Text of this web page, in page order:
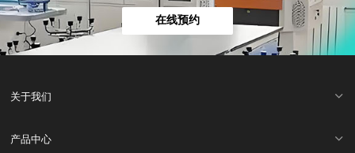
在线预约
关于我们
产品中心